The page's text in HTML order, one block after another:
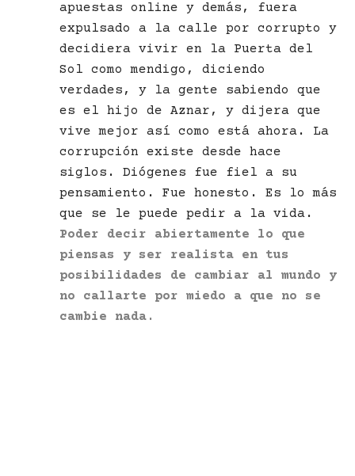
apuestas online y demás, fuera
expulsado a la calle por corrupto y
decidiera vivir en la Puerta del
Sol como mendigo, diciendo
verdades, y la gente sabiendo que
es el hijo de Aznar, y dijera que
vive mejor así como está ahora. La
corrupción existe desde hace
siglos. Diógenes fue fiel a su
pensamiento. Fue honesto. Es lo más
que se le puede pedir a la vida.
Poder decir abiertamente lo que
piensas y ser realista en tus
posibilidades de cambiar al mundo y
no callarte por miedo a que no se
cambie nada.